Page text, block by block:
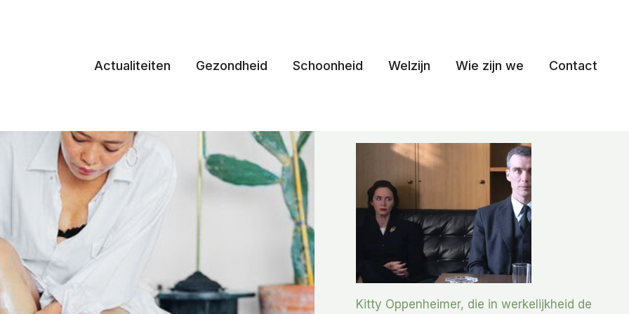
Actualiteiten Gezondheid Schoonheid Welzijn Wie zijn we Contact
Kitty Oppenheimer, die in werkelijkheid de